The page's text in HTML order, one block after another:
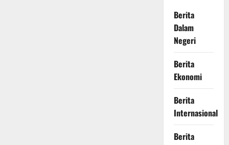
Berita
Dalam
Negeri
Berita
Ekonomi
Berita
Internasional
Berita